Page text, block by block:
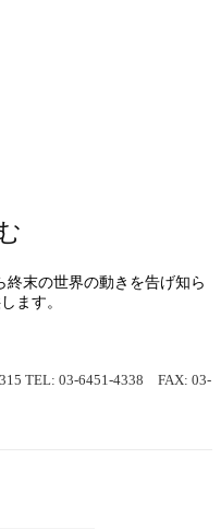
終末の世界の動きを告げ知ら
ます。
TEL: 03-6451-4338 FAX: 03-